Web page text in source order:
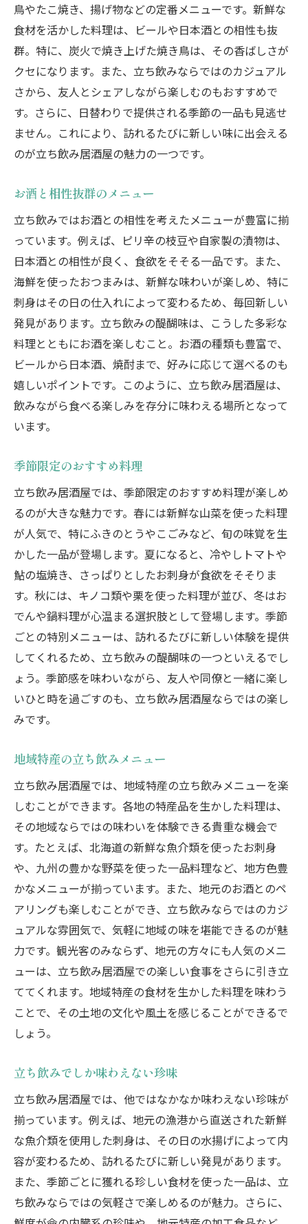
鳥やたこ焼き、揚げ物などの定番メニューです。新鮮な
食材を活かした料理は、ビールや日本酒との相性も抜
群。特に、炭火で焼き上げた焼き鳥は、その香ばしさが
クセになります。また、立ち飲みならではのカジュアル
さから、友人とシェアしながら楽しむのもおすすめで
す。さらに、日替わりで提供される季節の一品も見逃せ
ません。これにより、訪れるたびに新しい味に出会える
のが立ち飲み居酒屋の魅力の一つです。
お酒と相性抜群のメニュー
立ち飲みではお酒との相性を考えたメニューが豊富に揃
っています。例えば、ピリ辛の枝豆や自家製の漬物は、
日本酒との相性が良く、食欲をそそる一品です。また、
海鮮を使ったおつまみは、新鮮な味わいが楽しめ、特に
刺身はその日の仕入れによって変わるため、毎回新しい
発見があります。立ち飲みの醍醐味は、こうした多彩な
料理とともにお酒を楽しむこと。お酒の種類も豊富で、
ビールから日本酒、焼酎まで、好みに応じて選べるのも
嬉しいポイントです。このように、立ち飲み居酒屋は、
飲みながら食べる楽しみを存分に味わえる場所となって
います。
季節限定のおすすめ料理
立ち飲み居酒屋では、季節限定のおすすめ料理が楽しめ
るのが大きな魅力です。春には新鮮な山菜を使った料理
が人気で、特にふきのとうやこごみなど、旬の味覚を生
かした一品が登場します。夏になると、冷やしトマトや
鮎の塩焼き、さっぱりとしたお刺身が食欲をそそりま
す。秋には、キノコ類や栗を使った料理が並び、冬はお
でんや鍋料理が心温まる選択肢として登場します。季節
ごとの特別メニューは、訪れるたびに新しい体験を提供
してくれるため、立ち飲みの醍醐味の一つといえるでし
ょう。季節感を味わいながら、友人や同僚と一緒に楽し
いひと時を過ごすのも、立ち飲み居酒屋ならではの楽し
みです。
地域特産の立ち飲みメニュー
立ち飲み居酒屋では、地域特産の立ち飲みメニューを楽
しむことができます。各地の特産品を生かした料理は、
その地域ならではの味わいを体験できる貴重な機会で
す。たとえば、北海道の新鮮な魚介類を使ったお刺身
や、九州の豊かな野菜を使った一品料理など、地方色豊
かなメニューが揃っています。また、地元のお酒とのペ
アリングも楽しむことができ、立ち飲みならではのカジ
ュアルな雰囲気で、気軽に地域の味を堪能できるのが魅
力です。観光客のみならず、地元の方々にも人気のメニ
ューは、立ち飲み居酒屋での楽しい食事をさらに引き立
ててくれます。地域特産の食材を生かした料理を味わう
ことで、その土地の文化や風土を感じることができるで
しょう。
立ち飲みでしか味わえない珍味
立ち飲み居酒屋では、他ではなかなか味わえない珍味が
揃っています。例えば、地元の漁港から直送された新鮮
な魚介類を使用した刺身は、その日の水揚げによって内
容が変わるため、訪れるたびに新しい発見があります。
また、季節ごとに獲れる珍しい食材を使った一品は、立
ち飲みならではの気軽さで楽しめるのが魅力。さらに、